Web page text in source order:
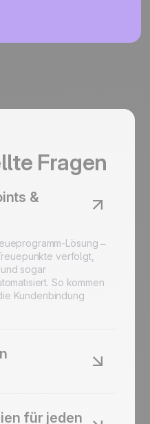
Fragen
&
Lösung –
verfolgt,
sogar
So kommen
Kundenbindung
auf, die
für jeden